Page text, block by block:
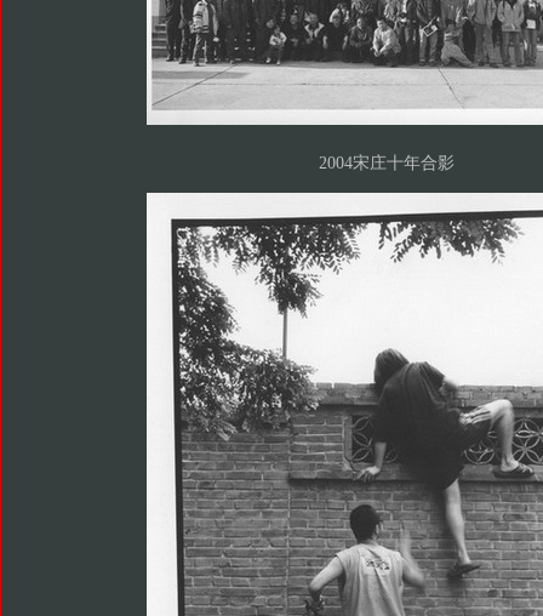
2004宋庄十年合影